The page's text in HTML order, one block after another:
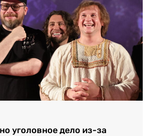
уголовное дело из-за